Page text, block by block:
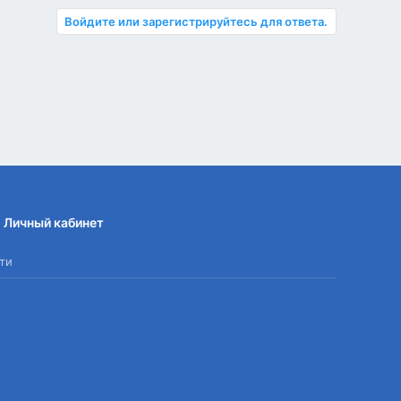
Войдите или зарегистрируйтесь для ответа.
Личный кабинет